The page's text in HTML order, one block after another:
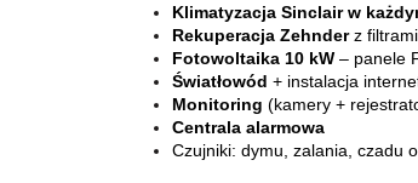
Klimatyzacja Sinclair w
Rekuperacja Zehnderz filtrami
Fotowoltaika 10 kW – panele
Światłowód + instalacja
Monitoring (kamery +
Centrala alarmowa
Czujniki: dymu, zalania, czadu